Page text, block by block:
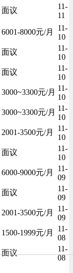
面议
11-
11
6001-8000元/月
11-
10
面议
11-
10
面议
11-
10
3000~3300元/月 11-
10
3000~3300元/月 11-
10
2001-3500元/月
11-
10
面议
11-
10
6000-9000元/月
11-
09
面议
11-
09
2001-3500元/月
11-
09
1500-1999元/月
11-
08
面议
11-
08